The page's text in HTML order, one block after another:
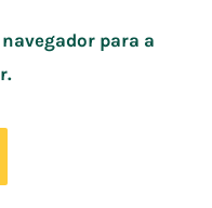
para a